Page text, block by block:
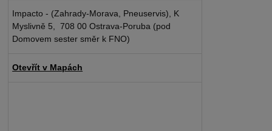
Impacto - (Zahrady-Morava, Pneuservis), K
Myslivně 5, 708 00 Ostrava-Poruba (pod
Domovem sester směr k FNO)
Otevřít v Mapách